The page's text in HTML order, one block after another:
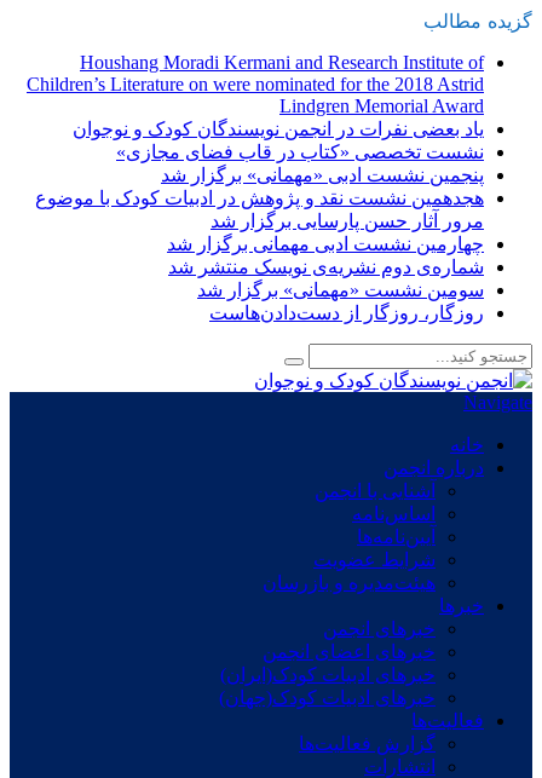
گزیده مطالب
Houshang Moradi Kermani and Research Institute of
Children’s Literature on were nominated for the 2018 Astrid
Lindgren Memorial Award
یاد بعضی نفرات در انجمن نویسندگان کودک و نوجوان
نشست تخصصی «کتاب در قاب فضای مجازی»
پنجمین نشست ادبی «مهمانی» برگزار شد
هجدهمین نشست نقد و پژوهش در ادبیات کودک با موضوع
مرور آثار حسن پارسایی برگزار شد
چهارمین نشست ادبی مهمانی برگزار شد
شماره‌ی دوم نشریه‌ی نویسک منتشر شد
سومین نشست «مهمانی» برگزار شد
روزگار، روزگار از دست‌دادن‌هاست
Navigate
خانه
درباره انجمن
آشنایی با انجمن
اساس‌نامه
آیین‌نامه‌ها
شرایط عضویت
هیئت‌مدیره و بازرسان
خبرها
خبرهای انجمن
خبرهای اعضای انجمن
خبرهای ادبیات کودک(ایران)
خبرهای ادبیات کودک(جهان)
فعالیت‌ها
گزارش فعالیت‌ها
انتشارات